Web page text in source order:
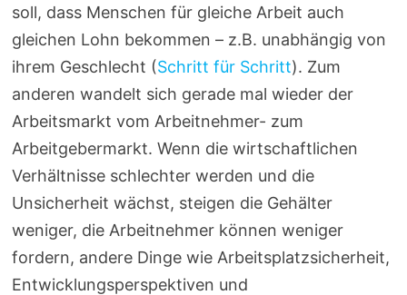
soll, dass Menschen für gleiche Arbeit auch
gleichen Lohn bekommen – z.B. unabhängig von
ihrem Geschlecht (Schritt für Schritt). Zum
anderen wandelt sich gerade mal wieder der
Arbeitsmarkt vom Arbeitnehmer- zum
Arbeitgebermarkt. Wenn die wirtschaftlichen
Verhältnisse schlechter werden und die
Unsicherheit wächst, steigen die Gehälter
weniger, die Arbeitnehmer können weniger
fordern, andere Dinge wie Arbeitsplatzsicherheit,
Entwicklungsperspektiven und